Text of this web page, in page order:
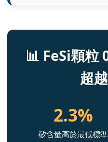
📊 FeSi顆粒
超
2.3%
矽含量高於最低標準